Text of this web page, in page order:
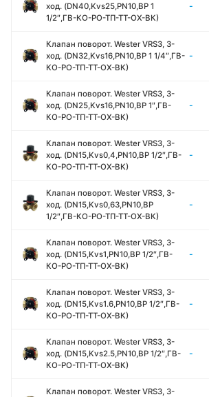
ход. (DN40,Kvs25,PN10,ВР 1
1/2″,ГВ-КО-РО-ТП-ТТ-ОХ-ВК)
-
Клапан поворот. Wester VRS3, 3-
ход. (DN32,Kvs16,PN10,ВР 1 1/4″,ГВ-
КО-РО-ТП-ТТ-ОХ-ВК)
-
Клапан поворот. Wester VRS3, 3-
ход. (DN25,Kvs16,PN10,ВР 1″,ГВ-
КО-РО-ТП-ТТ-ОХ-ВК)
-
Клапан поворот. Wester VRS3, 3-
ход. (DN15,Kvs0,4,PN10,ВР 1/2″,ГВ-
КО-РО-ТП-ТТ-ОХ-ВК)
-
Клапан поворот. Wester VRS3, 3-
ход. (DN15,Kvs0,63,PN10,ВР
1/2″,ГВ-КО-РО-ТП-ТТ-ОХ-ВК)
-
Клапан поворот. Wester VRS3, 3-
ход. (DN15,Kvs1,PN10,ВР 1/2″,ГВ-
КО-РО-ТП-ТТ-ОХ-ВК)
-
Клапан поворот. Wester VRS3, 3-
ход. (DN15,Kvs1.6,PN10,ВР 1/2″,ГВ-
КО-РО-ТП-ТТ-ОХ-ВК)
-
Клапан поворот. Wester VRS3, 3-
ход. (DN15,Kvs2.5,PN10,ВР 1/2″,ГВ-
КО-РО-ТП-ТТ-ОХ-ВК)
-
Клапан поворот. Wester VRS3, 3-